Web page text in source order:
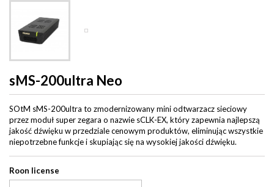
sMS-200ultra Neo
SOtM sMS-200ultra to zmodernizowany mini odtwarzacz sieciowy
przez moduł super zegara o nazwie sCLK-EX, który zapewnia najlepszą
jakość dźwięku w przedziale cenowym produktów, eliminując wszystkie
niepotrzebne funkcje i skupiając się na wysokiej jakości dźwięku.
Roon license